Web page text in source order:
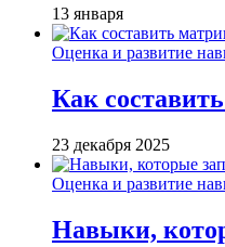
13 января
Оценка и развитие
Как
23 декабря 2025
Оценка и развитие
Навыки,